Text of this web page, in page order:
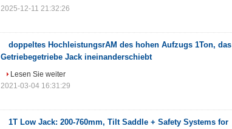
2025-12-11 21:32:26
doppeltes HochleistungsrAM des hohen Aufzugs 1Ton, das
Getriebegetriebe Jack ineinanderschiebt
Lesen Sie weiter
2021-03-04 16:31:29
1T Low Jack: 200-760mm, Tilt Saddle + Safety Systems for